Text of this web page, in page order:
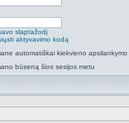
slaptažodį
aktyvavimo kodą
automatiškai kiekvieno apsilankymo
būseną šios sesijos metu